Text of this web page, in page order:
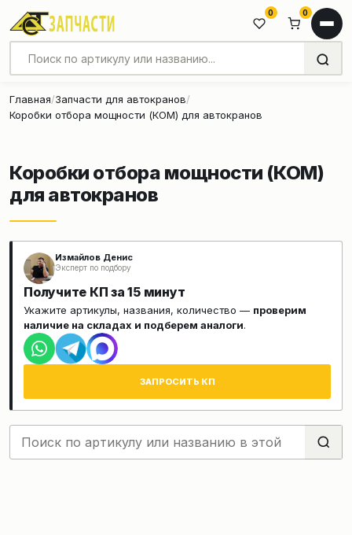
0 0
Главная Запчасти для автокранов
Коробки отбора мощности (КОМ) для автокранов
Коробки отбора мощности (КОМ)
для автокранов
Измайлов Денис
Эксперт по подбору
Получите КП за 15 минут
Укажите артикулы, названия, количество — проверим
наличие на складах и подберем аналоги.
ЗАПРОСИТЬ КП